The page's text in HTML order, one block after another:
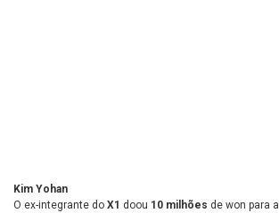
Kim Yohan
O ex-integrante do X1 doou 10 milhões de won para a